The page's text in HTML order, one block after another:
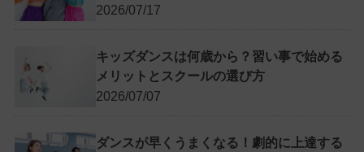
2026/07/17
キッズダンスは何歳から？習い事で始める
メリットとスクールの選び方
2026/07/07
ダンスが早くうまくなる！劇的に上達する